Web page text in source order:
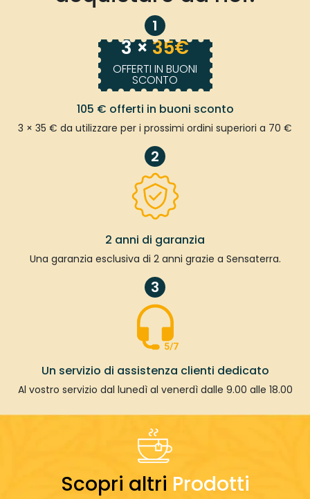
1
3 ×35€
OFFERTI IN BUONI
SCONTO
105 € offerti in buoni sconto
3 × 35 € da utilizzare per i prossimi ordini superiori a 70 €
2
2 anni di garanzia
Una garanzia esclusiva di 2 anni grazie a Sensaterra.
3
Un servizio di assistenza clienti dedicato
Al vostro servizio dal lunedì al venerdì dalle 9.00 alle 18.00
Scopri altri Prodotti